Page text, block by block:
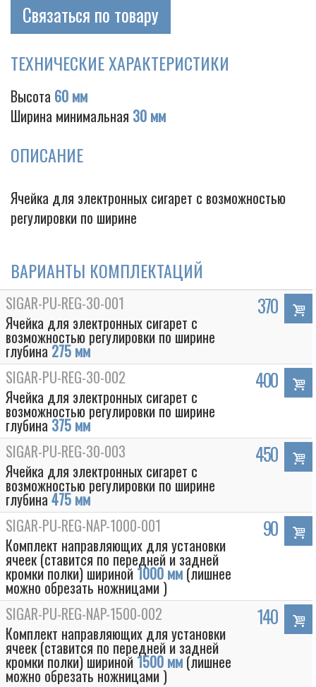
Cigarette
Связаться по товару
ТЕХНИЧЕСКИЕ ХАРАКТЕРИСТИКИ
Высота 60 мм
Ширина минимальная 30 мм
ОПИСАНИЕ
Ячейка для электронных сигарет с возможностью
регулировки по ширине
ВАРИАНТЫ КОМПЛЕКТАЦИЙ
SIGAR-PU-REG-30-001
Ячейка для электронных сигарет с
возможностью регулировки по ширине
глубина 275 мм
370
SIGAR-PU-REG-30-002
Ячейка для электронных сигарет с
возможностью регулировки по ширине
глубина 375 мм
400
SIGAR-PU-REG-30-003
Ячейка для электронных сигарет с
возможностью регулировки по ширине
глубина 475 мм
450
SIGAR-PU-REG-NAP-1000-001
Комплект направляющих для установки
ячеек (ставится по передней и задней
кромки полки) шириной 1000 мм (лишнее
можно обрезать ножницами )
90
SIGAR-PU-REG-NAP-1500-002
Комплект направляющих для установки
ячеек (ставится по передней и задней
кромки полки) шириной 1500 мм (лишнее
можно обрезать ножницами )
140